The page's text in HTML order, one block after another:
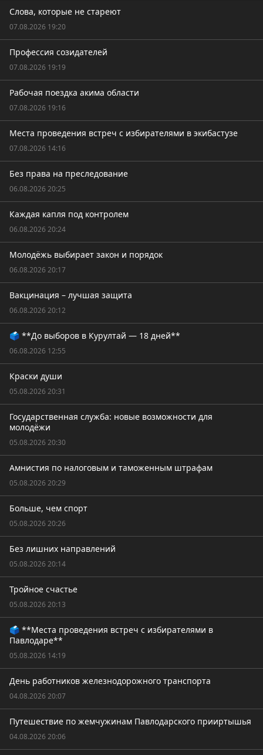
Слова, которые не стареют
07.08.2026 19:20
Профессия созидателей
07.08.2026 19:19
Рабочая поездка акима области
07.08.2026 19:16
Места проведения встреч с избирателями в экибастузе
07.08.2026 14:16
Без права на преследование
06.08.2026 20:25
Каждая капля под контролем
06.08.2026 20:24
Молодёжь выбирает закон и порядок
06.08.2026 20:17
Вакцинация – лучшая защита
06.08.2026 20:12
🗳️ **До выборов в Курултай — 18 дней**
06.08.2026 12:55
Краски души
05.08.2026 20:31
Государственная служба: новые возможности для
молодёжи
05.08.2026 20:30
Амнистия по налоговым и таможенным штрафам
05.08.2026 20:29
Больше, чем спорт
05.08.2026 20:26
Без лишних направлений
05.08.2026 20:14
Тройное счастье
05.08.2026 20:13
🗳️ **Места проведения встреч с избирателями в
Павлодаре**
05.08.2026 14:19
День работников железнодорожного транспорта
04.08.2026 20:07
Путешествие по жемчужинам Павлодарского прииртышья
04.08.2026 20:06